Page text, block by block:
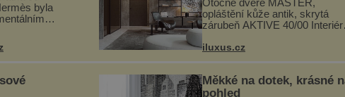
byla
gadget si
a chlubí
kůží a
opláštění kůže antik, skrytá
zárubeň AKTIVE 40/00
vyžadují atypické rozměry
nábytku, ale i otvorových
iluxus.cz
Měkké na dotek, krásné
pohled